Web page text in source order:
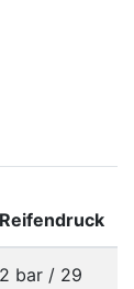
Reifendruck
2 bar / 29